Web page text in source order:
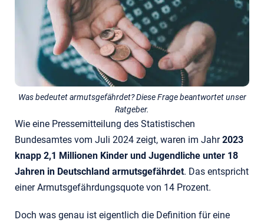
Was bedeutet armutsgefährdet? Diese Frage beantwortet unser
Ratgeber.
Wie eine Pressemitteilung des Statistischen
Bundesamtes vom Juli 2024 zeigt, waren im Jahr2023
knapp 2,1 Millionen Kinder und Jugendliche unter 18
Jahren in Deutschland armutsgefährdet. Das entspricht
einer Armutsgefährdungsquote von 14 Prozent.
Doch was genau ist eigentlich die Definition für eine